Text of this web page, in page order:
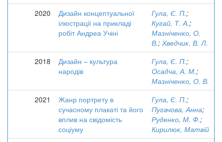
2020
Дизайн концептуальної
ілюстрації на прикладі
робіт Андреа Учіні
Гула, Є. П.;
Кугай, Т. А.;
Мазніченко, О.
В.; Хведчик, В. Л.
2018
Дизайн – культура
народів
Гула, Є. П.;
Осадча, А. М.;
Мазніченко, О. В.
2021
Жанр портрету в
сучасному плакаті та його
вплив на свідомість
соціуму
Гула, Є. П.;
Пугачова, Анна;
Руденко, М. Ф.;
Кирилюк, Матвій